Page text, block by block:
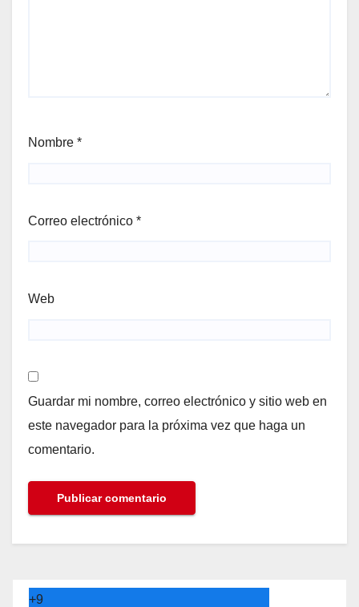
Nombre *
Correo electrónico *
Web
Guardar mi nombre, correo electrónico y sitio web en
este navegador para la próxima vez que haga un
comentario.
+9